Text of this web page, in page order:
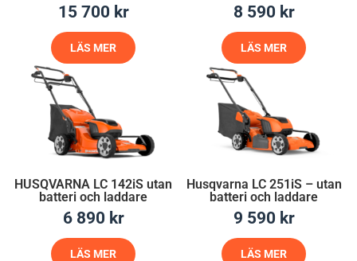
15 700 kr
LÄS MER
8 590 kr
LÄS MER
HUSQVARNA LC 142iS utan
batteri och laddare
6 890 kr
LÄS MER
Husqvarna LC 251iS – utan
batteri och laddare
9 590 kr
LÄS MER